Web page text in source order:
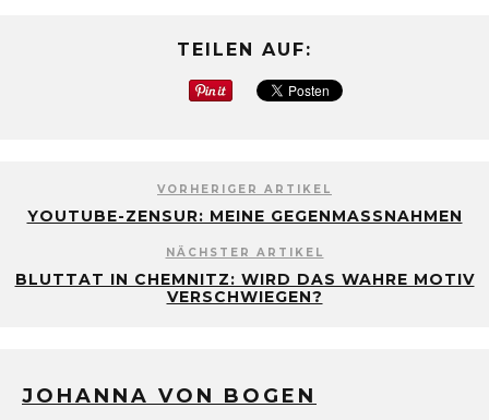
TEILEN AUF:
VORHERIGER ARTIKEL
YOUTUBE-ZENSUR: MEINE GEGENMASSNAHMEN
NÄCHSTER ARTIKEL
BLUTTAT IN CHEMNITZ: WIRD DAS WAHRE MOTIV
VERSCHWIEGEN?
JOHANNA VON BOGEN